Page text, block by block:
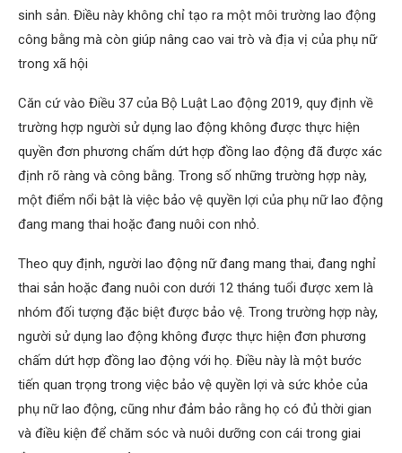
sinh sản. Điều này không chỉ tạo ra một môi trường lao động
công bằng mà còn giúp nâng cao vai trò và địa vị của phụ nữ
trong xã hội
Căn cứ vào Điều 37 của Bộ Luật Lao động 2019, quy định về
trường hợp người sử dụng lao động không được thực hiện
quyền đơn phương chấm dứt hợp đồng lao động đã được xác
định rõ ràng và công bằng. Trong số những trường hợp này,
một điểm nổi bật là việc bảo vệ quyền lợi của phụ nữ lao động
đang mang thai hoặc đang nuôi con nhỏ.
Theo quy định, người lao động nữ đang mang thai, đang nghỉ
thai sản hoặc đang nuôi con dưới 12 tháng tuổi được xem là
nhóm đối tượng đặc biệt được bảo vệ. Trong trường hợp này,
người sử dụng lao động không được thực hiện đơn phương
chấm dứt hợp đồng lao động với họ. Điều này là một bước
tiến quan trọng trong việc bảo vệ quyền lợi và sức khỏe của
phụ nữ lao động, cũng như đảm bảo rằng họ có đủ thời gian
và điều kiện để chăm sóc và nuôi dưỡng con cái trong giai